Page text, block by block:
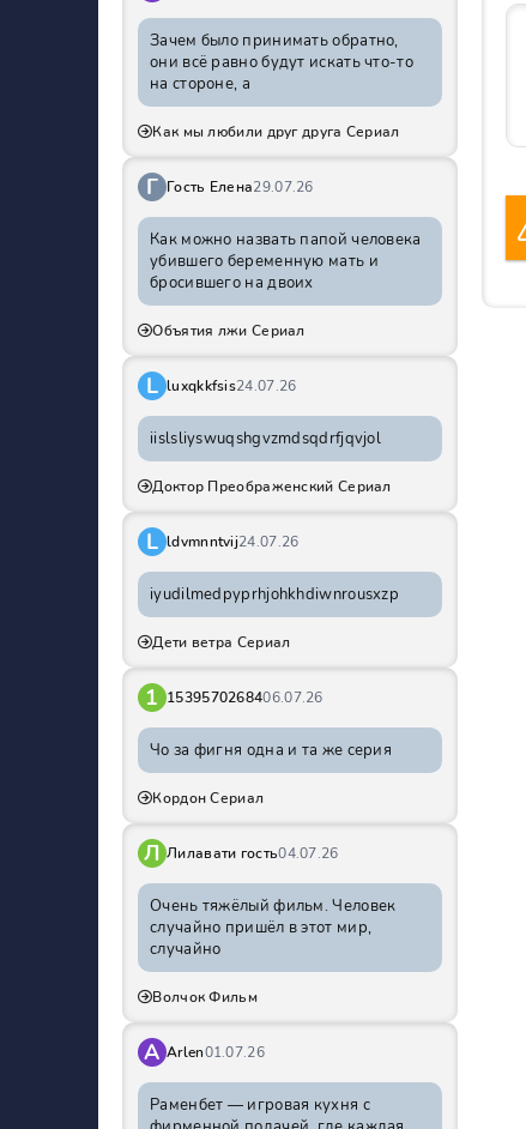
Зачем было принимать обратно,
они всё равно будут искать что-то
на стороне, а
Как мы любили друг друга Сериал
Г Гость Елена29.07.26
Как можно назвать папой человека
убившего беременную мать и
бросившего на двоих
Объятия лжи Сериал
L luxqkkfsis24.07.26
iislsliyswuqshgvzmdsqdrfjqvjol
Доктор Преображенский Сериал
L ldvmnntvij24.07.26
iyudilmedpyprhjohkhdiwnrousxzp
Дети ветра Сериал
1 1539570268406.07.26
Чо за фигня одна и та же серия
Кордон Сериал
Л Лилавати гость04.07.26
Очень тяжёлый фильм. Человек
случайно пришёл в этот мир,
случайно
Волчок Фильм
A Arlen01.07.26
Раменбет — игровая кухня с